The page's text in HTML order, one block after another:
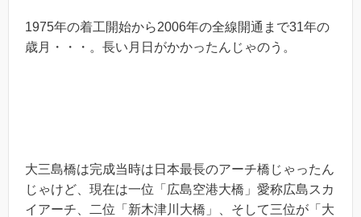
1975年の着工開始から2006年の全線開通まで31年の
歳月・・・。長い月日がかかったんじゃのう。
大三島橋は完成当時は日本最長のアーチ橋じゃったん
じゃけど、現在は一位「広島空港大橋」愛称広島スカ
イアーチ、二位「新木津川大橋」、そして三位が「大